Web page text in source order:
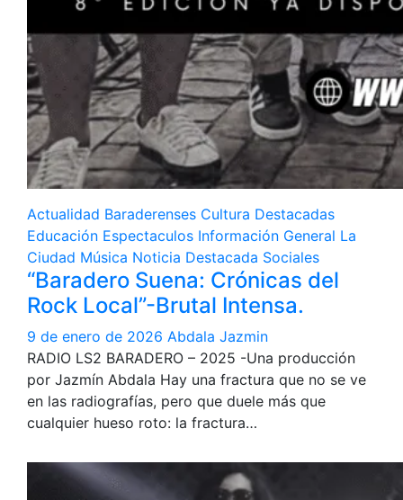
Actualidad Baraderenses Cultura Destacadas
Educación Espectaculos Información General La
Ciudad Música Noticia Destacada Sociales
“Baradero Suena: Crónicas del
Rock Local”-Brutal Intensa.
9 de enero de 2026 Abdala Jazmin
RADIO LS2 BARADERO – 2025 -Una producción
por Jazmín Abdala Hay una fractura que no se ve
en las radiografías, pero que duele más que
cualquier hueso roto: la fractura…